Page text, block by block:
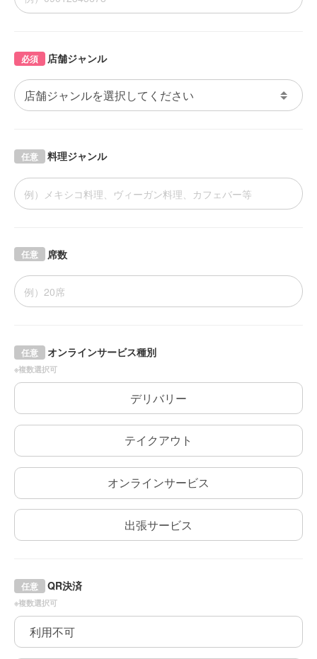
店舗ジャンル
必須
料理ジャンル
任意
席数
任意
オンラインサービス種別
任意
※複数選択可
デリバリー
テイクアウト
オンラインサービス
出張サービス
QR決済
任意
※複数選択可
利用不可